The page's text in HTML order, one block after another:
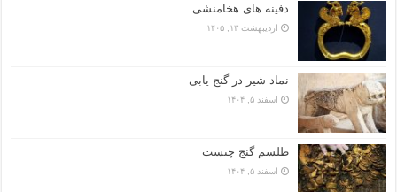
دفینه های هخامنشی
اردیبهشت ۱۳, ۱۴۰۵
نماد شیر در گنج یابی
اسفند ۵, ۱۴۰۴
طلسم گنج چیست
اسفند ۵, ۱۴۰۴